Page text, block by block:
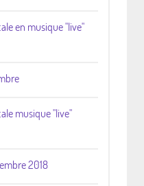
en musique "live"
musique "live"
2018